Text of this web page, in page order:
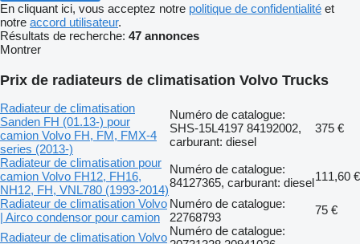
En cliquant ici, vous acceptez notre politique de confidentialité et
notre accord utilisateur.
Résultats de recherche: 47 annonces
Montrer
Prix de radiateurs de climatisation Volvo Trucks
Radiateur de climatisation
Sanden FH (01.13-) pour
camion Volvo FH, FM, FMX-4
series (2013-)
Numéro de catalogue:
SHS-15L4197 84192002,
carburant: diesel
375 €
Radiateur de climatisation pour
camion Volvo FH12, FH16,
NH12, FH, VNL780 (1993-2014)
Numéro de catalogue:
84127365, carburant: diesel111,60 €
Radiateur de climatisation Volvo
| Airco condensor pour camion
Numéro de catalogue:
22768793
75 €
Radiateur de climatisation Volvo Numéro de catalogue: